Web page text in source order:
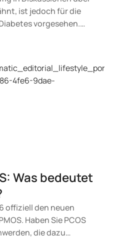
ist jedoch für die
vorgesehen.
zur Gewichtskontrolle,
Arzt auf Basis Ihrer
Ihres BMI und Ihrer
Was bedeutet
offiziell den neuen
Haben Sie PCOS
die dazu
sich vorerst nichts.